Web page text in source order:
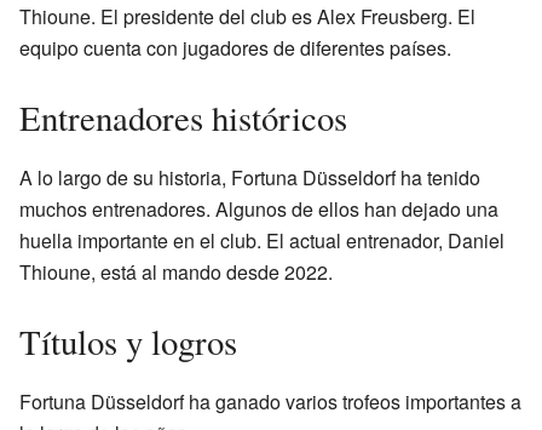
Thioune. El presidente del club es Alex Freusberg. El
equipo cuenta con jugadores de diferentes países.
Entrenadores históricos
A lo largo de su historia, Fortuna Düsseldorf ha tenido
muchos entrenadores. Algunos de ellos han dejado una
huella importante en el club. El actual entrenador, Daniel
Thioune, está al mando desde 2022.
Títulos y logros
Fortuna Düsseldorf ha ganado varios trofeos importantes a